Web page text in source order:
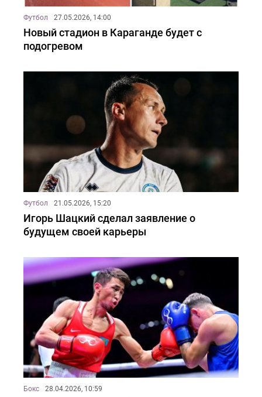
Футбол 27.05.2026, 14:00
Новый стадион в Караганде будет с
подогревом
Футбол 21.05.2026, 15:20
Игорь Шацкий сделал заявление о
будущем своей карьеры
Бокс 28.04.2026, 10:59